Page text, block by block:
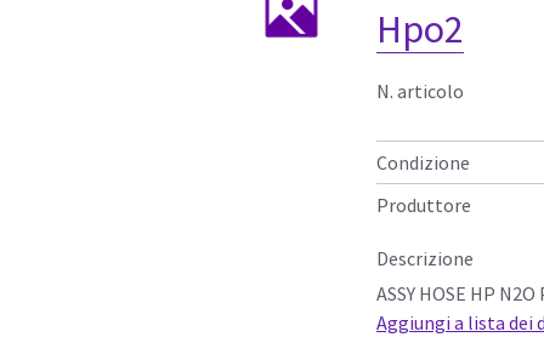
Hpo2
N. articolo
Condizione
Produttore
Descrizione
ASSY HOSE HP
Aggiungi a lista dei